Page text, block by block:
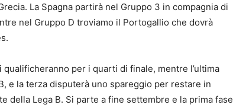
La Spagna partirà nel Gruppo 3 in compagnia di
nel Gruppo D troviamo il Portogallio che dovrà
per i quarti di finale, mentre l’ultima
e la terza disputerà uno spareggio per restare in
della Lega B. Si parte a fine settembre e la prima fase